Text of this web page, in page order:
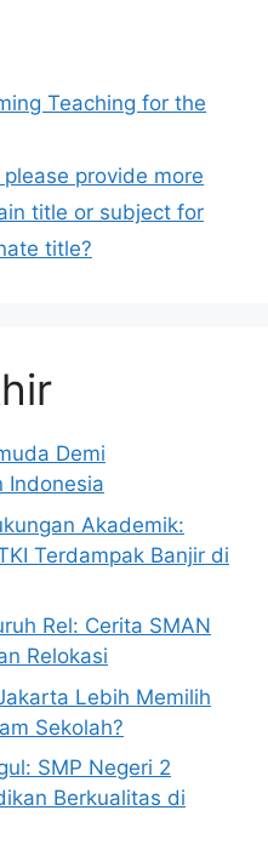
Teaching for the
provide more
title or subject for
title?
Demi
Indonesia
Akademik:
Terdampak Banjir di
Rel: Cerita SMAN
Relokasi
Lebih Memilih
Sekolah?
SMP Negeri 2
Berkualitas di